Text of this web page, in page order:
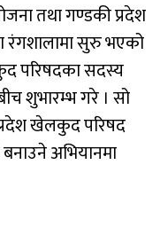
तथा गण्डकी प्रदेश
रंगशालामा सुरु भएको
परिषदका सदस्य
शुभारम्भ गरे । सो
खेलकुद परिषद
अभियानमा